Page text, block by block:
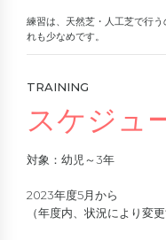
練習は、天然芝・人工芝で行
れも少なめです。
TRAINING
スケジュ
対象：幼児～3年
2023年度5月から
（年度内、状況により変